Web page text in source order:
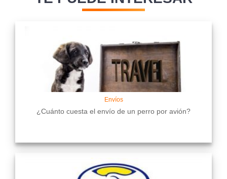
Envíos
¿Cuánto cuesta el envío de un perro por avión?